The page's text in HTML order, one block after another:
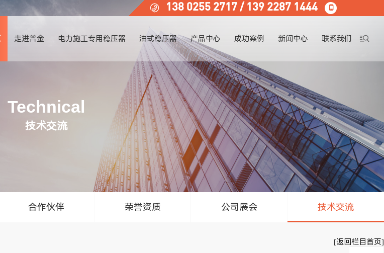
 138 0255 2717 / 139 2287 1444 
走进普金 电力施工专用稳压器 油式稳压器 产品中心 成功案例 新闻中心 联系我们 
Technical
技术交流
合作伙伴 荣誉资质 公司展会 技术交流
[返回栏目首页]